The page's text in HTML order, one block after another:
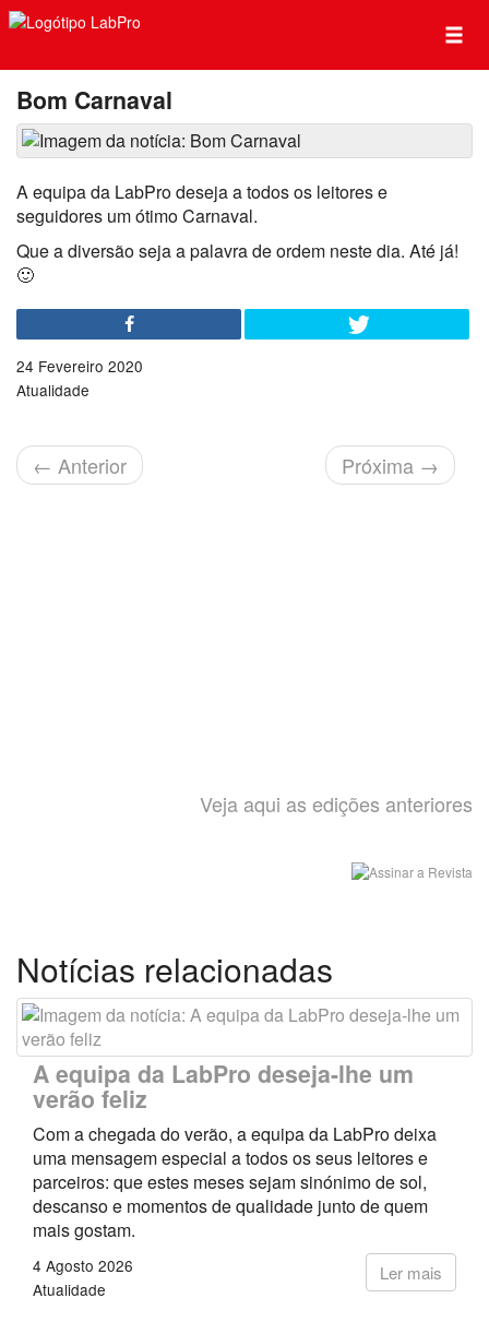
Bom Carnaval
A equipa da LabPro deseja a todos os leitores e
seguidores um ótimo Carnaval.
Que a diversão seja a palavra de ordem neste dia. Até já!
🙂
24 Fevereiro 2020
Atualidade
← Anterior Próxima →
Veja aqui as edições anteriores
Notícias relacionadas
A equipa da LabPro deseja-lhe um
verão feliz
Com a chegada do verão, a equipa da LabPro deixa
uma mensagem especial a todos os seus leitores e
parceiros: que estes meses sejam sinónimo de sol,
descanso e momentos de qualidade junto de quem
mais gostam.
Ler mais
4 Agosto 2026
Atualidade